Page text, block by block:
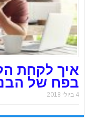
איך לקחת
בפח של
4 ביולי 2018